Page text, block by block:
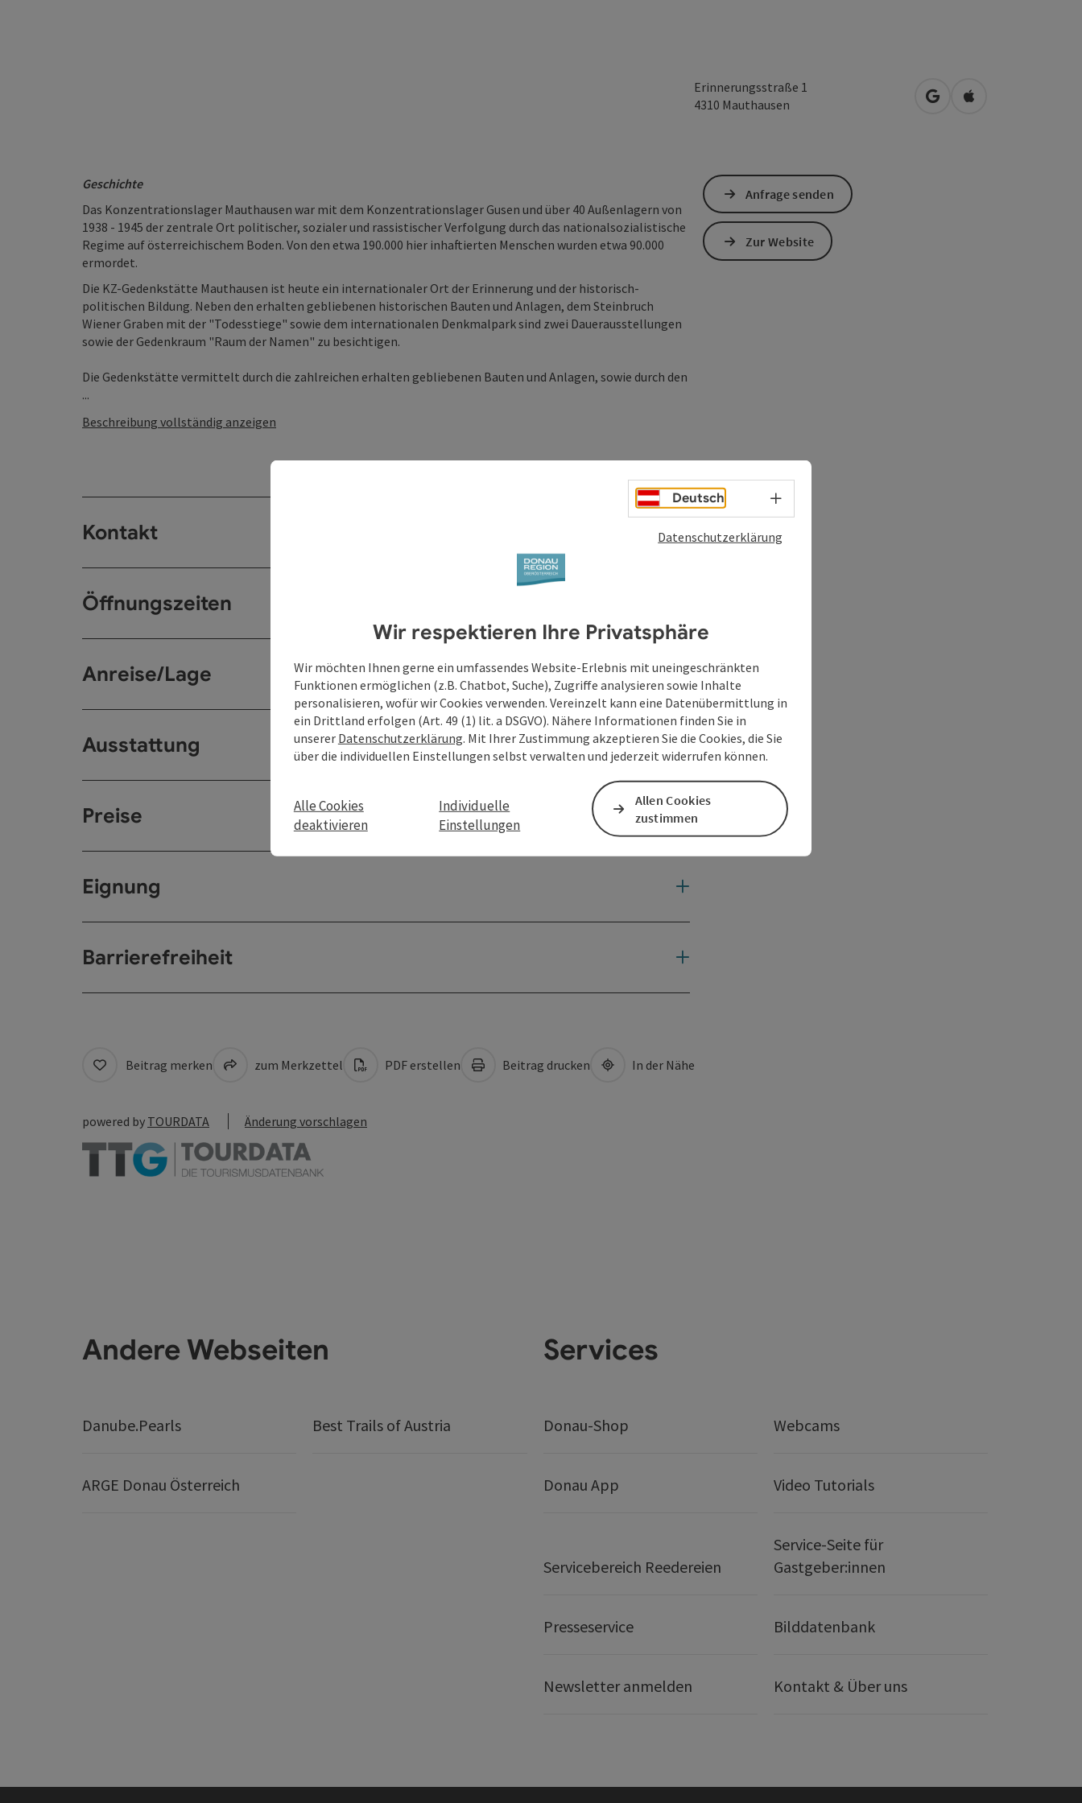
Erinnerungsstraße 1
4310 Mauthausen in Google Maps öffnen
in Apple Maps
Geschichte
Das Konzentrationslager Mauthausen war mit dem Konzentrationslager Gusen und über 40 Außenlagern von
1938 - 1945 der zentrale Ort politischer, sozialer und rassistischer Verfolgung durch das nationalsozialistische
Regime auf österreichischem Boden. Von den etwa 190.000 hier inhaftierten Menschen wurden etwa 90.000
ermordet.
Die KZ-Gedenkstätte Mauthausen ist heute ein internationaler Ort der Erinnerung und der historisch-
politischen Bildung. Neben den erhalten gebliebenen historischen Bauten und Anlagen, dem Steinbruch
Wiener Graben mit der "Todesstiege" sowie dem internationalen Denkmalpark sind zwei Dauerausstellungen
sowie der Gedenkraum "Raum der Namen" zu besichtigen.
Die Gedenkstätte vermittelt durch die zahlreichen erhalten gebliebenen Bauten und Anlagen, sowie durch den
...
Beschreibung vollständig anzeigen
Kontakt
Öffnungszeiten
Anreise/Lage
Ausstattung
Preise
Eignung
Barrierefreiheit
Anfrage senden
Zur Website
Beitrag merken zum Merkzettel PDF erstellen Beitrag drucken In der Nähe
powered by TOURDATA Änderung vorschlagen
Andere Webseiten
Danube.Pearls Best Trails of Austria
ARGE Donau Österreich
Services
Donau-Shop Webcams
Donau App Video Tutorials
Servicebereich Reedereien
Service-Seite für
Gastgeber:innen
Presseservice Bilddatenbank
Newsletter anmelden Kontakt & Über uns
Deutsch Sprachwahl - Menü öffnen
Datenschutzerklärung
Wir respektieren Ihre Privatsphäre
Wir möchten Ihnen gerne ein umfassendes Website-Erlebnis mit uneingeschränkten
Funktionen ermöglichen (z.B. Chatbot, Suche), Zugriffe analysieren sowie Inhalte
personalisieren, wofür wir Cookies verwenden. Vereinzelt kann eine Datenübermittlung in
ein Drittland erfolgen (Art. 49 (1) lit. a DSGVO). Nähere Informationen finden Sie in
unserer Datenschutzerklärung. Mit Ihrer Zustimmung akzeptieren Sie die Cookies, die Sie
über die individuellen Einstellungen selbst verwalten und jederzeit widerrufen können.
Alle Cookies
deaktivieren
Individuelle
Einstellungen
Allen Cookies
zustimmen